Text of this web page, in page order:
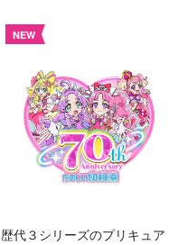
NEW
歴代３シリーズのプリキュア